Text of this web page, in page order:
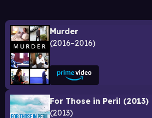
Murder
2016–2016
For Those in Peril (2013)
2013